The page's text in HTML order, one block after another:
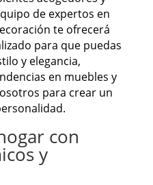
de expertos en
te ofrecerá
para que puedas
y elegancia,
en muebles y
para crear un
con
y